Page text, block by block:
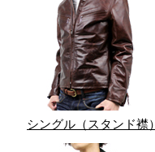
シングル（スタンド襟）